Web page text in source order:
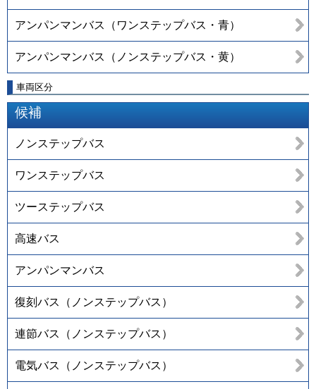
アンパンマンバス（ワンステップバス・青）
アンパンマンバス（ノンステップバス・黄）
車両区分
候補
ノンステップバス
ワンステップバス
ツーステップバス
高速バス
アンパンマンバス
復刻バス（ノンステップバス）
連節バス（ノンステップバス）
電気バス（ノンステップバス）